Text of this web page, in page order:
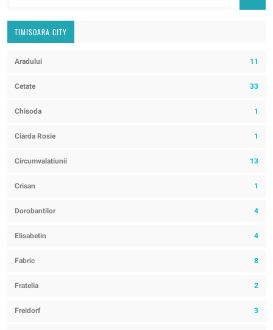
TIMISOARA CITY
Aradului 11
Cetate 33
Chisoda 1
Ciarda Rosie 1
Circumvalatiunii 13
Crisan 1
Dorobantilor 4
Elisabetin 4
Fabric 8
Fratelia 2
Freidorf 3